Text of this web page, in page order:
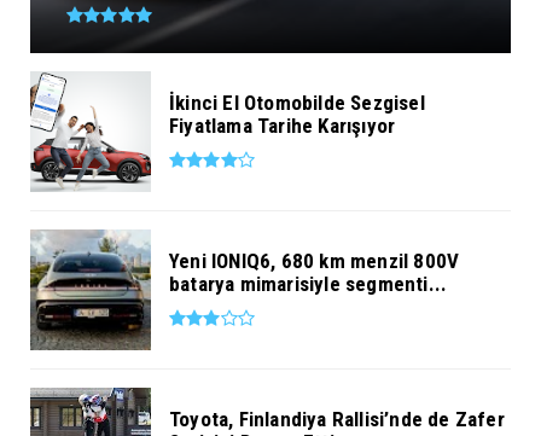
İkinci El Otomobilde Sezgisel
Fiyatlama Tarihe Karışıyor
Yeni IONIQ6, 680 km menzil 800V
batarya mimarisiyle segmenti...
Toyota, Finlandiya Rallisi’nde de Zafer